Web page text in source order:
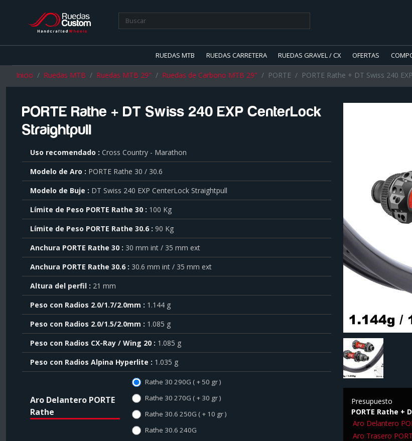
RUEDAS MTB RUEDAS CARRETERA RUEDAS GRAVEL / CX OFERTAS
Inicio Ruedas MTB Ruedas MTB 29" Ruedas de Carbono MTB 29" PORTE PORTE Rathe + DT Swiss 240
Presupuesto
PORTE Rathe +
Aro Delantero
Aro Trasero
PORTE Rathe + DT Swiss 240 EXP CenterLock
Straightpull
saber
más
sobre
cada
característica
haga
click
sobre
símbolo
.
También
mostrar
toda
información.
Uso recomendado
Cross Country - Marathon
Modelo de Aro
PORTE Rathe 30 / 30.6
Modelo de Buje
DT Swiss 240 EXP CenterLock Straightpull
Límite de Peso PORTE Rathe 30
100 Kg
Límite de Peso PORTE Rathe 30.6
90 Kg
Anchura PORTE Rathe 30
30 mm int / 35 mm ext
Anchura PORTE Rathe 30.6
30.6 mm int / 35 mm ext
Altura del perfil
21 mm
Peso con Radios 2.0/1.7/2.0mm
1.144 g
Peso con Radios 2.0/1.5/2.0mm
1.085 g
Peso con Radios CX-Ray / Wing 20
1.085 g
Peso con Radios Alpina Hyperlite
1.035 g
Aro Delantero PORTE
Rathe
Rathe 30 290G ( + 50 gr )
Rathe 30 270G ( + 30 gr )
Rathe 30.6 250G ( + 10 gr )
Rathe 30.6 240G